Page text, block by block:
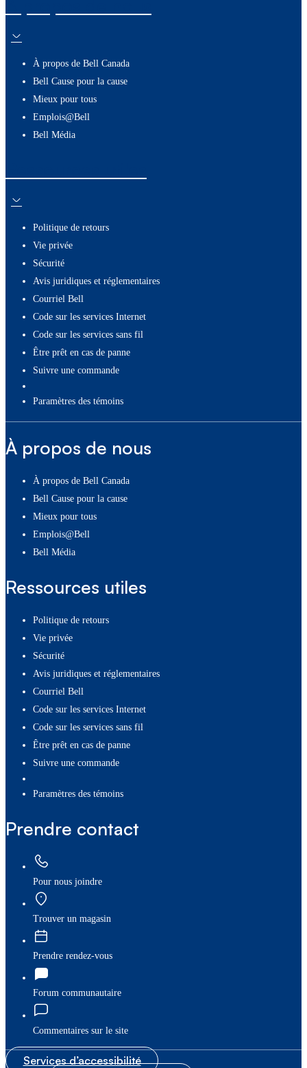
À propos de Bell Canada
Bell Cause pour la cause
Mieux pour tous
Emplois@Bell
Bell Média
Politique de retours
Vie privée
Sécurité
Avis juridiques et réglementaires
Courriel Bell
Code sur les services Internet
Code sur les services sans fil
Être prêt en cas de panne
Suivre une commande
paramètres des témoins
À propos de nous
À propos de Bell Canada
Bell Cause pour la cause
Mieux pour tous
Emplois@Bell
Bell Média
Ressources utiles
Politique de retours
Vie privée
Sécurité
Avis juridiques et réglementaires
Courriel Bell
Code sur les services Internet
Code sur les services sans fil
Être prêt en cas de panne
Suivre une commande
paramètres des témoins
Prendre contact
Pour nous joindre
Trouver un magasin
Prendre rendez-vous
Forum communautaire
Commentaires sur le site
Services d’accessibilité